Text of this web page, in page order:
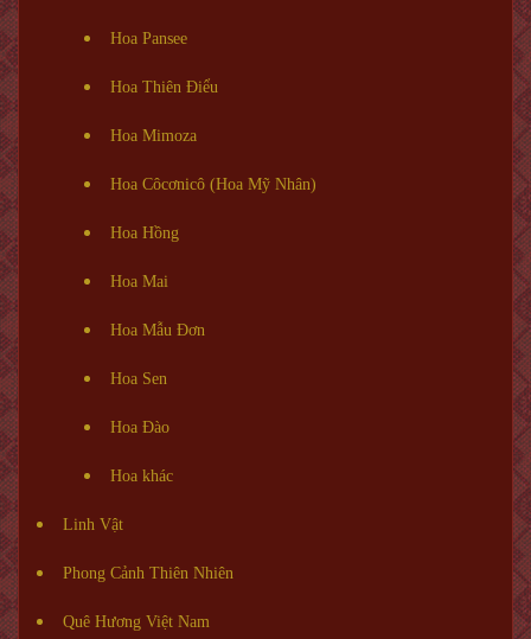
Hoa Pansee
Hoa Thiên Điểu
Hoa Mimoza
Hoa Côcơnicô (Hoa Mỹ Nhân)
Hoa Hồng
Hoa Mai
Hoa Mẫu Đơn
Hoa Sen
Hoa Đào
Hoa khác
Linh Vật
Phong Cảnh Thiên Nhiên
Quê Hương Việt Nam